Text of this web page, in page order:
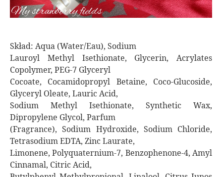
Skład: Aqua (Water/Eau), Sodium
Lauroyl Methyl Isethionate, Glycerin, Acrylates
Copolymer, PEG-7 Glyceryl
Cocoate, Cocamidopropyl Betaine, Coco-Glucoside,
Glyceryl Oleate, Lauric Acid,
Sodium Methyl Isethionate, Synthetic Wax,
Dipropylene Glycol, Parfum
(Fragrance), Sodium Hydroxide, Sodium Chloride,
Tetrasodium EDTA, Zinc Laurate,
Limonene, Polyquaternium-7, Benzophenone-4, Amyl
Cinnamal, Citric Acid,